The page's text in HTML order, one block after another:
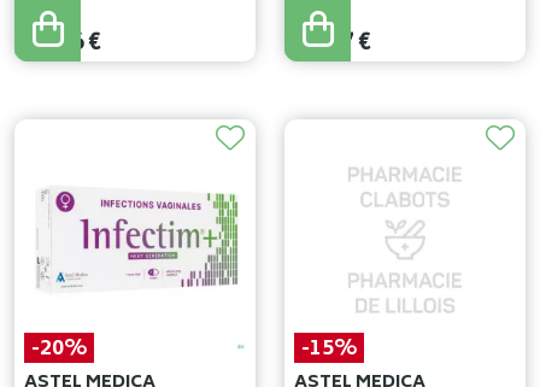
17,95
14,36€
24,95
14,97€
-20% -15%